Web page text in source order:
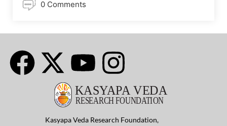
0 Comments
Kasyapa Veda Research Foundation,